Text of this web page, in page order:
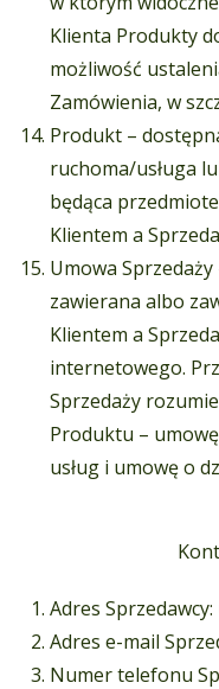
Klienta Produkty
możliwość
Zamówienia, w
Produkt –
ruchoma/usługa
będąca
Klientem a
Umowa
zawierana albo
Klientem a
internetowego.
Sprzedaży
Produktu –
usług i umowę o
Adres
Adres e-mail
Numer telefonu